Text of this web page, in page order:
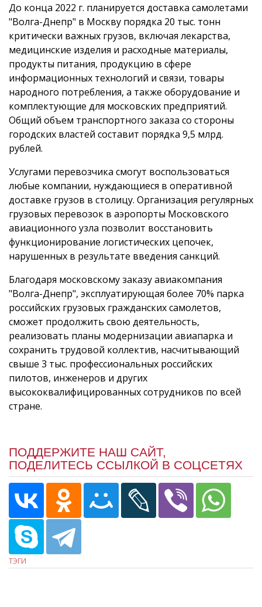
До конца 2022 г. планируется доставка самолетами
"Волга-Днепр" в Москву порядка 20 тыс. тонн
критически важных грузов, включая лекарства,
медицинские изделия и расходные материалы,
продукты питания, продукцию в сфере
информационных технологий и связи, товары
народного потребления, а также оборудование и
комплектующие для московских предприятий.
Общий объем транспортного заказа со стороны
городских властей составит порядка 9,5 млрд.
рублей.
Услугами перевозчика смогут воспользоваться
любые компании, нуждающиеся в оперативной
доставке грузов в столицу. Организация регулярных
грузовых перевозок в аэропорты Московского
авиационного узла позволит восстановить
функционирование логистических цепочек,
нарушенных в результате введения санкций.
Благодаря московскому заказу авиакомпания
"Волга-Днепр", эксплуатирующая более 70% парка
российских грузовых гражданских самолетов,
сможет продолжить свою деятельность,
реализовать планы модернизации авиапарка и
сохранить трудовой коллектив, насчитывающий
свыше 3 тыс. профессиональных российских
пилотов, инженеров и других
высококвалифицированных сотрудников по всей
стране.
ПОДДЕРЖИТЕ НАШ САЙТ,
ПОДЕЛИТЕСЬ ССЫЛКОЙ В СОЦСЕТЯХ
ТЭГИ